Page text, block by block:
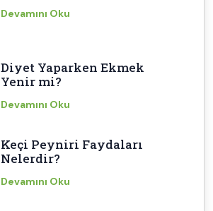
Devamını Oku
Diyet Yaparken Ekmek
Yenir mi?
Devamını Oku
Keçi Peyniri Faydaları
Nelerdir?
Devamını Oku